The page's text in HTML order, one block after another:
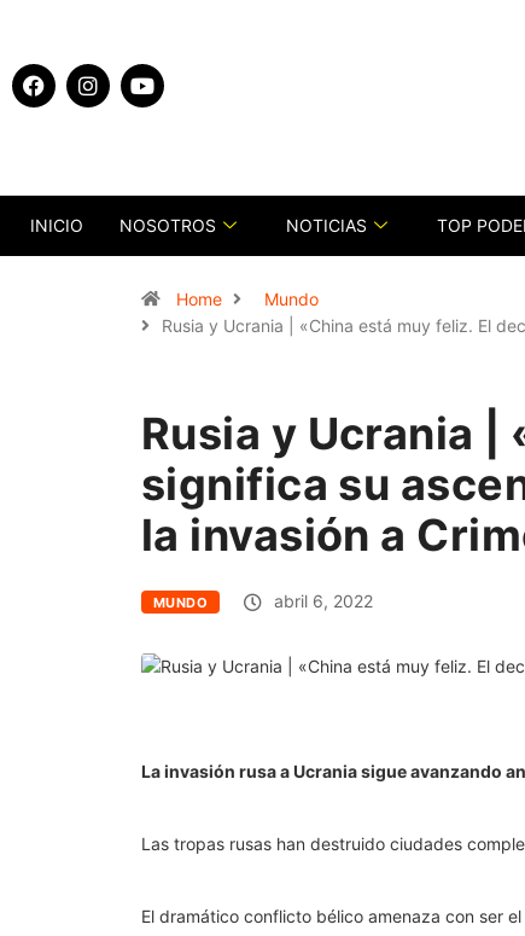
INICIO NOSOTROS NOTICIAS TOP
Home
Mundo
Rusia y Ucrania | «China está muy feliz. El
Rusia y Ucrania |
significa su
la invasión a
MUNDO abril 6, 2022
La invasión rusa a Ucrania sigue avanzando
Las tropas rusas han destruido ciudades
El dramático conflicto bélico amenaza con ser